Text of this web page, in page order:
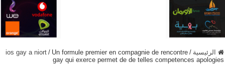
الرئيسية /
ios gay a niort / Un formule premier en compagnie de rencontre
gay qui exerce permet de de telles competences apologies